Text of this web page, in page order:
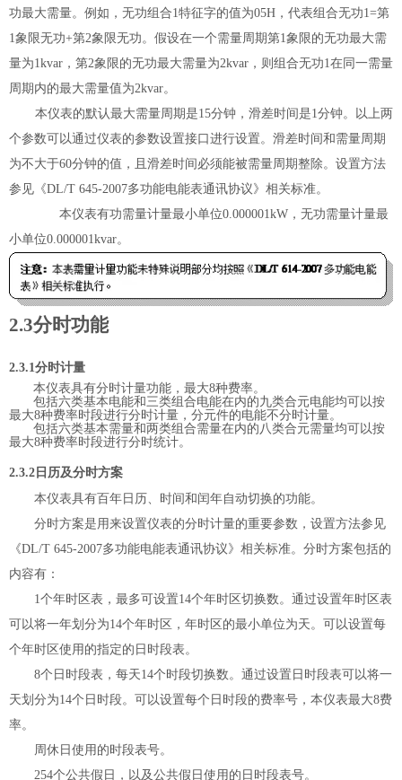
功最大需量。例如，无功组合1 特征字的值为05H ，代表组合无功1=第
1 象限无功+第2象限无功。假设在一个需量周期第1 象限的无功最大需
量为1kvar ，第2象限的无功最大需量为2kvar ，则组合无功1 在同一需量
周期内的最大需量值为2kvar。
本仪表的默认最大需量周期是15分钟，滑差时间是1 分钟。以上两
个参数可以通过仪表的参数设置接口进行设置。滑差时间和需量周期
为不大于60分钟的值，且滑差时间必须能被需量周期整除。 设置方法
参见《DL/T 645-2007多功能电能表通讯协议》相关标准。
本仪表有功需量计量最小单位0.000001kW ，无功需量计量最
小单位0.000001kvar。
2.3分时功能
2.3.1分时计量
本仪表具有分时计量功能，最大8种费率。
包括六类基本电能和三类组合电能在内的九类合元电能均可以按
最大8种费率时段进行分时计量，分元件的电能不分时计量。
包括六类基本需量和两类组合需量在内的八类合元需量均可以按
最大8种费率时段进行分时统计。
2.3.2 日历及分时方案
本仪表具有百年日历、时间和闰年自动切换的功能。
分时方案是用来设置仪表的分时计量的重要参数，设置方法参见
《DL/T 645-2007多功能电能表通讯协议》相关标准。分时方案包括的
内容有：
1个年时区表，最多可设置14个年时区切换数。通过设置年时区表
可以将一年划分为14个年时区，年时区的最小单位为天。可以设置每
个年时区使用的指定的日时段表。
8个日时段表，每天14个时段切换数。通过设置日时段表可以将一
天划分为14个日时段。可以设置每个日时段的费率号，本仪表最大8费
率。
周休日使用的时段表号。
254个公共假日，以及公共假日使用的日时段表号。